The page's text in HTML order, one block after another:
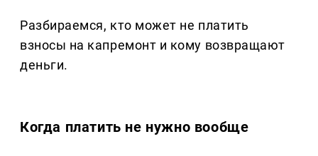
Разбираемся, кто может не платить
взносы на капремонт и кому возвращают
деньги.
Когда платить не нужно вообще